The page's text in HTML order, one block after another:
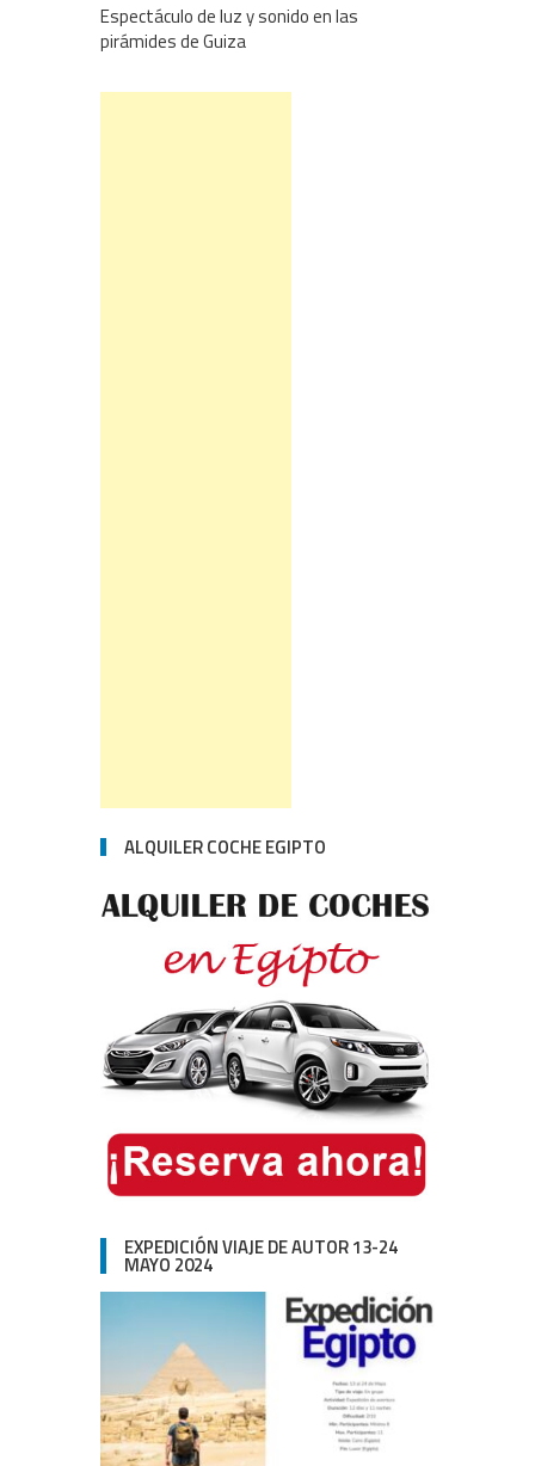
Espectáculo de luz y sonido en las
pirámides de Guiza
ALQUILER COCHE EGIPTO
EXPEDICIÓN VIAJE DE AUTOR 13-24
MAYO 2024